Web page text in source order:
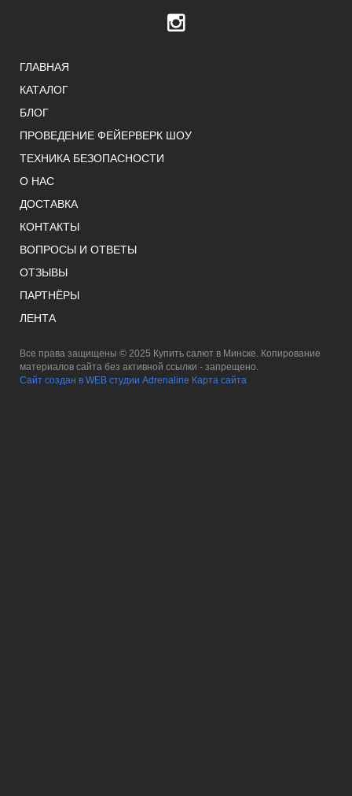
ГЛАВНАЯ
КАТАЛОГ
БЛОГ
ПРОВЕДЕНИЕ ФЕЙЕРВЕРК ШОУ
ТЕХНИКА БЕЗОПАСНОСТИ
О НАС
ДОСТАВКА
КОНТАКТЫ
ВОПРОСЫ И ОТВЕТЫ
ОТЗЫВЫ
ПАРТНЁРЫ
ЛЕНТА
Все права защищены © 2025 Купить салют в Минске. Копирование
материалов сайта без активной ссылки - запрещено.
Сайт создан в WEB студии Adrenaline Карта сайта